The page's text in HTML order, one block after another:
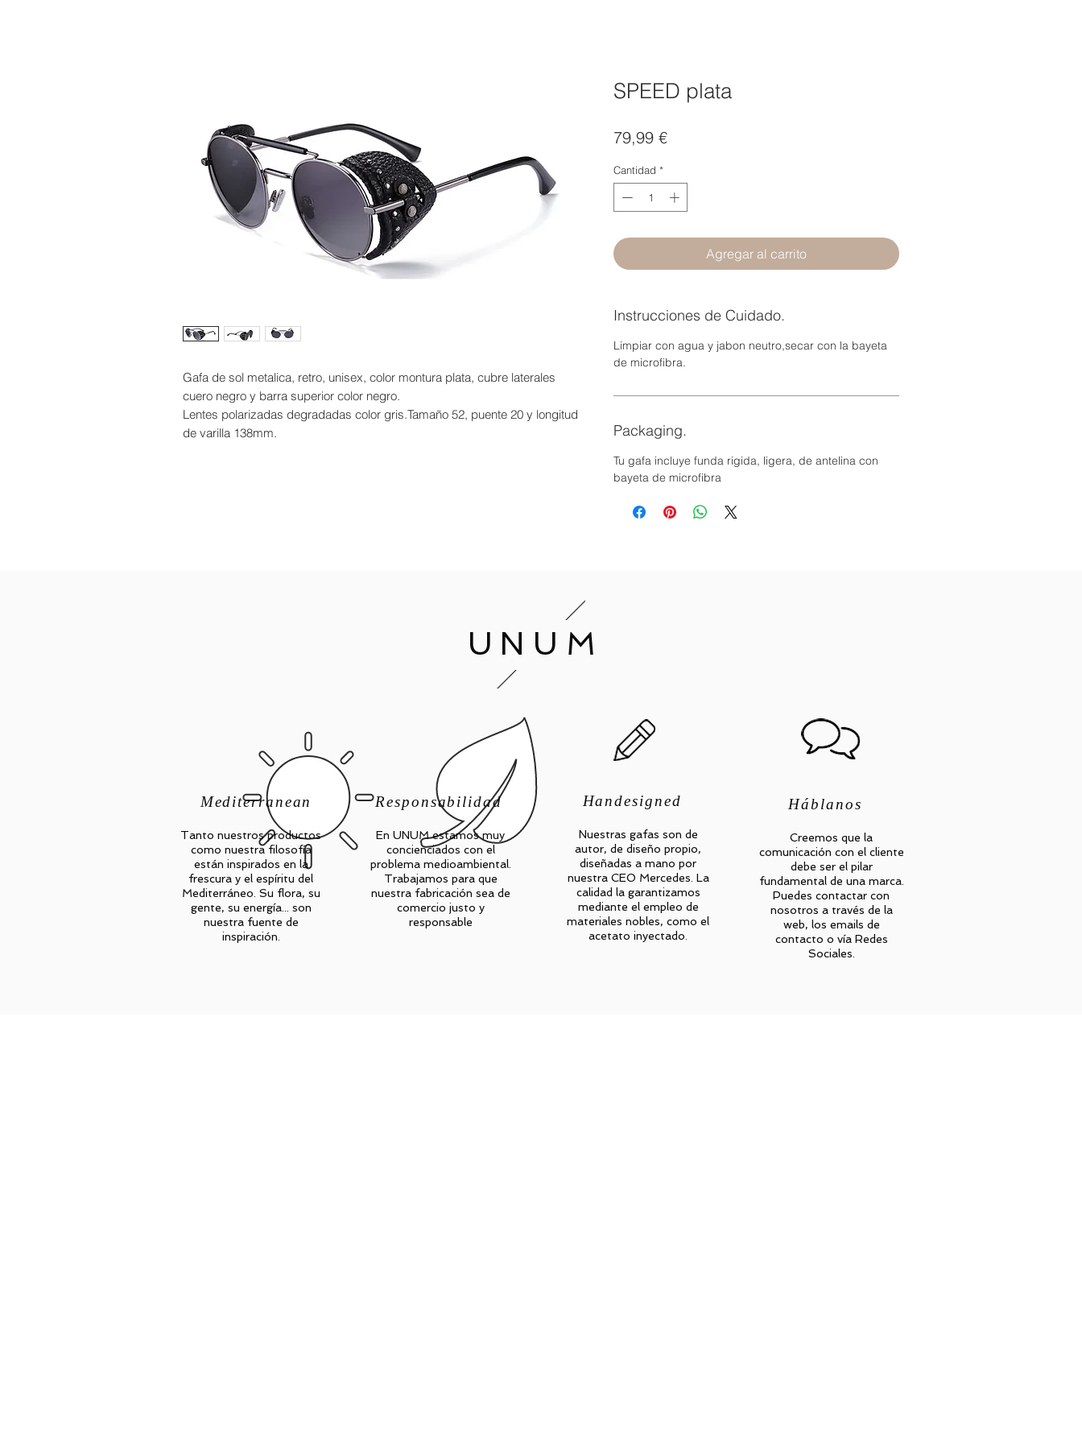
Gafa de sol metalica, retro, unisex, color montura plata, cubre laterales
cuero negro y barra superior color negro.
Lentes polarizadas degradadas color gris.Tamaño 52, puente 20 y longitud
de varilla 138mm.
SPEED plata
79,99 €Precio
Cantidad *
Agregar al carrito
Instrucciones de Cuidado.
Limpiar con agua y jabon neutro,secar con la bayeta
de microfibra.
Packaging.
Tu gafa incluye funda rigida, ligera, de antelina con
bayeta de microfibra
UNUM
Mediterranean
Tanto nuestros productos
como nuestra filosofía
están inspirados en la
frescura y el espíritu del
Mediterráneo. Su flora, su
gente, su energía... son
nuestra fuente de
inspiración.
Responsabilidad
En UNUM estamos muy
concienciados con el
problema medioambiental.
Trabajamos para que
nuestra fabricación sea de
comercio justo y
responsable
Handesigned
Nuestras gafas son de
autor, de diseño propio,
diseñadas a mano por
nuestra CEO Mercedes. La
calidad la garantizamos
mediante el empleo de
materiales nobles, como el
acetato inyectado.
​Háblanos
Creemos que la
comunicación con el cliente
debe ser el pilar
fundamental de una marca.
Puedes contactar con
nosotros a través de la
web, los emails de
contacto o vía Redes
Sociales.